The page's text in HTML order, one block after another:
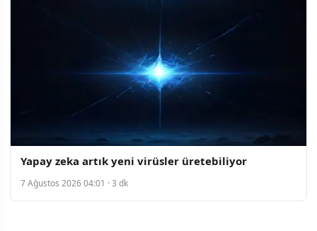
Yapay zeka artık yeni virüsler üretebiliyor
7 Ağustos 2026 04:01 · 3 dk